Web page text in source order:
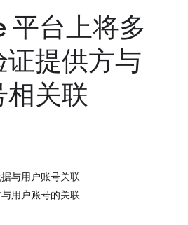
平台上将多
提供方与
关联
与用户账号关联
用户账号的关联